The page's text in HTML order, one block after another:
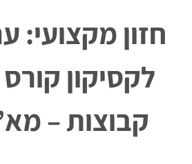
חזון מקצועי:
לקסיקון
קבוצות –